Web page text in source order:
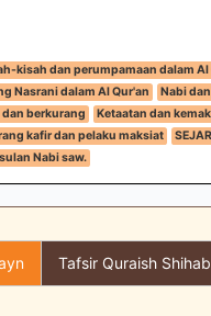
kisah dan perumpamaan dalam Al
Nasrani dalam Al Qur'an
Nabi
berkurang
Ketaatan dan
kafir dan pelaku maksiat
Nabi saw.
Tafsir Quraish Shihab